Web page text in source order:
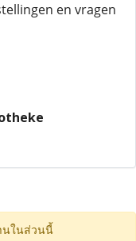
en vragen
นในส่วนนี้